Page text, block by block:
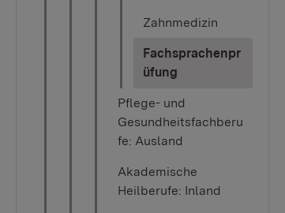
Zahnmedizin
Fachsprachenpr
üfung
Pflege- und
Gesundheitsfachberu
fe: Ausland
Akademische
Heilberufe: Inland